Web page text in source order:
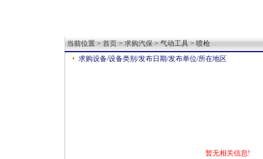
当前位置 > 首页 > 求购汽保 > 气动工具 > 喷枪
求购设备/设备类别/发布日期/发布单位/所在地区
暂无相关信息!